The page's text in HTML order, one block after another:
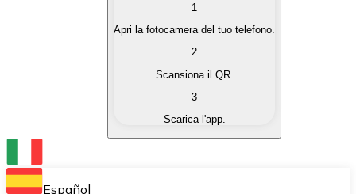
Acquista le criptovalute che ti interessano in modo
Converti le tue criptovalute in valuta fiat quando ne
Scambia una criptovaluta con un'altra
Conserva le tue cripto in un Wallet self-custodial.
1
Apri la fotocamera del tuo telefono.
2
Scansiona il QR.
3
Scarica l'app.
Español